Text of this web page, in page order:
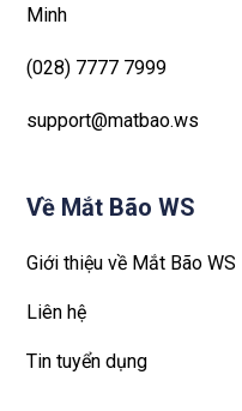
Minh
(028) 7777 7999
support@matbao.ws
Về Mắt Bão WS
Giới thiệu về Mắt Bão WS
Liên hệ
Tin tuyển dụng